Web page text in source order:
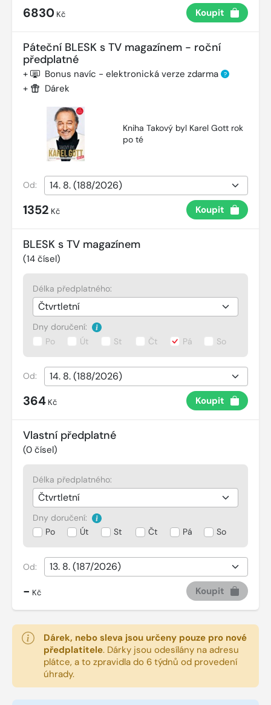
6830 Kč Koupit
Páteční BLESK s TV magazínem - roční
předplatné
+ Bonus navíc - elektronická verze zdarma ?
+ Dárek
Kniha Takový byl Karel Gott rok
po té
Od:
1352 Kč Koupit
BLESK s TV magazínem
(14 čísel)
Délka předplatného:
Dny doručení:
Po
Út St Čt Pá So
Od:
364 Kč Koupit
Vlastní předplatné
(0 čísel)
Délka předplatného:
Dny doručení:
Po
Út St Čt Pá So
Od:
- Kč Koupit
Dárek, nebo sleva jsou určeny pouze pro nové
předplatitele. Dárky jsou odesílány na adresu
plátce, a to zpravidla do 6 týdnů od provedení
úhrady.